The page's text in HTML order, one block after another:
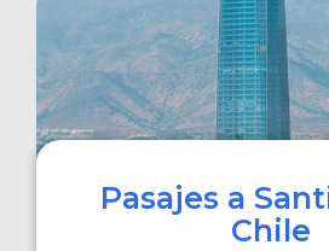
COMPRAR
Pasajes a
Chile